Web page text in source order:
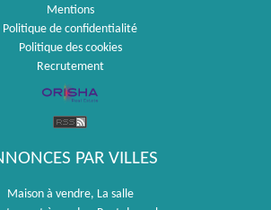
Mentions
Politique de confidentialité
Politique des cookies
Recrutement
PAR VILLES
Maison à vendre, La salle